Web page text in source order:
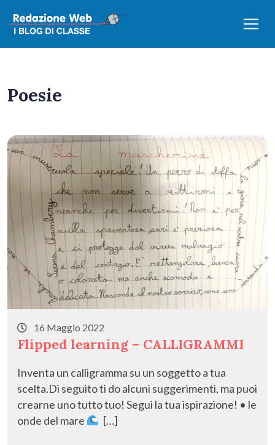
Poesie
16 Maggio 2022
Flipped learning – CALLIGRAMMI
Inventa un calligramma su un soggetto a tua
scelta.Di seguito ti do alcuni suggerimenti, ma puoi
crearne uno tutto tuo! Segui la tua ispirazione! • le
onde del mare
[…]